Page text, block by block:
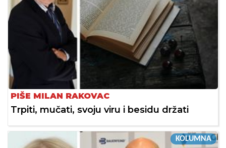
PIŠE MILAN RAKOVAC
Trpiti, mučati, svoju viru i besidu držati
KOLUMNA